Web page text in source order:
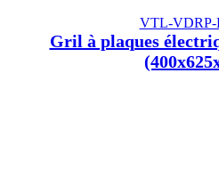
VTL-VDRP-
Gril à plaques